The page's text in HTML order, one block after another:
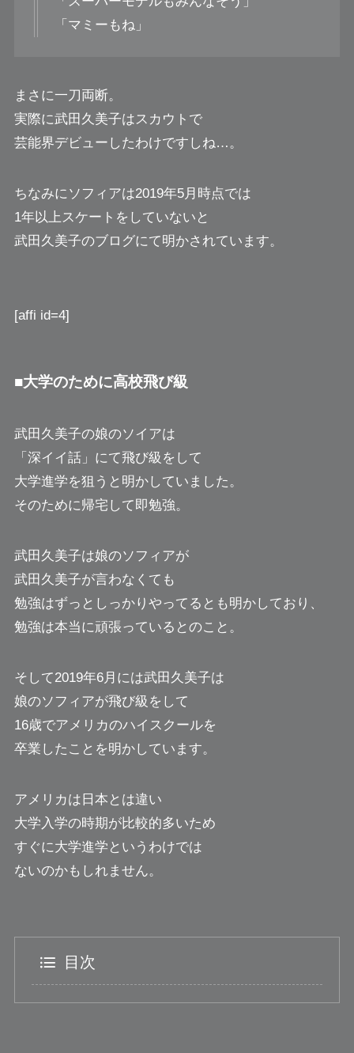
「マミーもね」
まさに一刀両断。
実際に武田久美子はスカウトで
芸能界デビューしたわけですしね…。
ちなみにソフィアは2019年5月時点では
1年以上スケートをしていないと
武田久美子のブログにて明かされています。
[affi id=4]
■大学のために高校飛び級
武田久美子の娘のソイアは
「深イイ話」にて飛び級をして
大学進学を狙うと明かしていました。
そのために帰宅して即勉強。
武田久美子は娘のソフィアが
武田久美子が言わなくても
勉強はずっとしっかりやってるとも明かしており、
勉強は本当に頑張っているとのこと。
そして2019年6月には武田久美子は
娘のソフィアが飛び級をして
16歳でアメリカのハイスクールを
卒業したことを明かしています。
アメリカは日本とは違い
大学入学の時期が比較的多いため
すぐに大学進学というわけでは
ないのかもしれません。
目次